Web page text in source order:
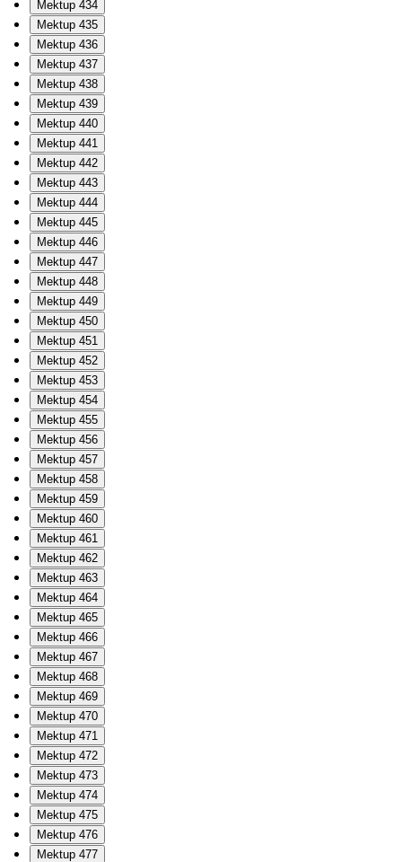
Mektup 434
Mektup 435
Mektup 436
Mektup 437
Mektup 438
Mektup 439
Mektup 440
Mektup 441
Mektup 442
Mektup 443
Mektup 444
Mektup 445
Mektup 446
Mektup 447
Mektup 448
Mektup 449
Mektup 450
Mektup 451
Mektup 452
Mektup 453
Mektup 454
Mektup 455
Mektup 456
Mektup 457
Mektup 458
Mektup 459
Mektup 460
Mektup 461
Mektup 462
Mektup 463
Mektup 464
Mektup 465
Mektup 466
Mektup 467
Mektup 468
Mektup 469
Mektup 470
Mektup 471
Mektup 472
Mektup 473
Mektup 474
Mektup 475
Mektup 476
Mektup 477